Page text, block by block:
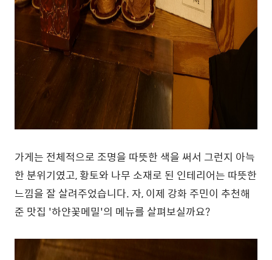
가게는 전체적으로 조명을 따뜻한 색을 써서 그런지 아늑
한 분위기였고, 황토와 나무 소재로 된 인테리어는 따뜻한
느낌을 잘 살려주었습니다. 자, 이제 강화 주민이 추천해
준 맛집 '하얀꽃메밀'의 메뉴를 살펴보실까요?